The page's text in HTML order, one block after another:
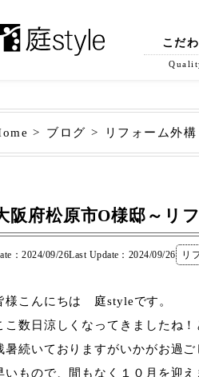
こだわ
ブログ リフォーム外構
阪府松原市O様邸～リ
：2024/09/26Last Update：2024/09/26 リ
様こんにちは 庭styleです。
こ数日涼しくなってきましたね！
暑続いておりますがいかがお過ご
いもので、間もなく１０月を迎え